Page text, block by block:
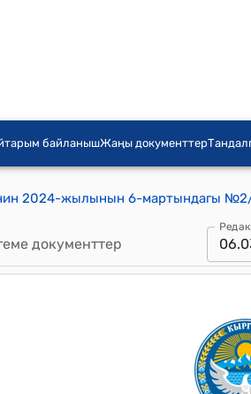
байланышЖаңы документтер
документтер